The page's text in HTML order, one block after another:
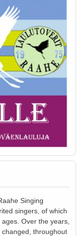
Singing
singers, of which
Over the years,
throughout